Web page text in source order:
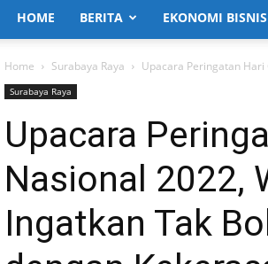
HOME BERITA EKONOMI BISNIS
Home Surabaya Raya Upacara Peringatan Hari
Surabaya Raya
Upacara
Nasional 2022,
Ingatkan Tak